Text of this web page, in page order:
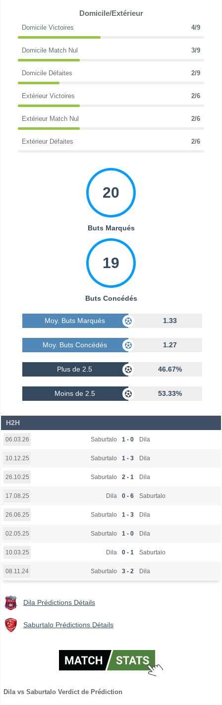
Domicile/Extérieur
Domicile Victoires 4/9
Domicile Match Nul 3/9
Domicile Défaites 2/9
Extérieur Victoires 2/6
Extérieur Match Nul 2/6
Extérieur Défaites 2/6
20
Buts Marqués
19
Buts Concédés
Moy. Buts Marqués 1.33
Moy. Buts Concédés 1.27
Plus de 2.5 46.67%
Moins de 2.5 53.33%
H2H
06.03.26 Saburtalo 1 - 0 Dila
10.12.25 Saburtalo 1 - 3 Dila
26.10.25 Saburtalo 2 - 1 Dila
17.08.25 Dila 0 - 6 Saburtalo
26.06.25 Saburtalo 1 - 3 Dila
02.05.25 Saburtalo 1 - 0 Dila
10.03.25 Dila 0 - 1 Saburtalo
08.11.24 Saburtalo 3 - 2 Dila
Dila Prédictions Détails
Saburtalo Prédictions Détails
Dila vs Saburtalo Verdict de Prédiction